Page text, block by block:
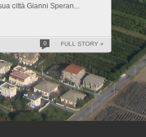
città Gianni Speran...
0 FULL STORY »